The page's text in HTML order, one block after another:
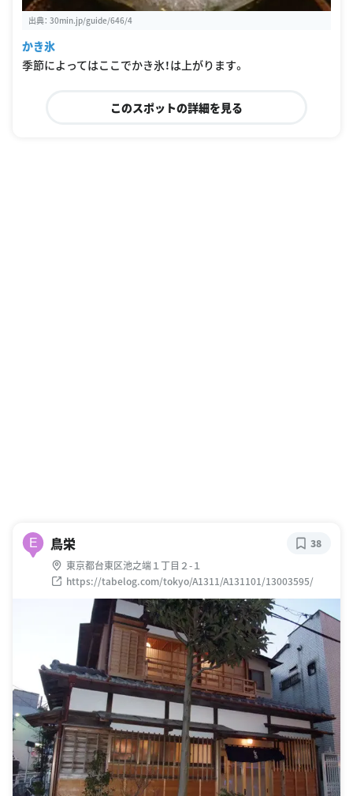
出典： 30min.jp/guide/646/4
かき氷
季節によってはここでかき氷！は上がります。
このスポットの詳細を見る
E 鳥栄
東京都台東区池之端１丁目２-１
https://tabelog.com/tokyo/A1311/A131101/13003595/
38